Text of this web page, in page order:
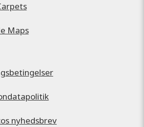
Maps
nyhedsbrev